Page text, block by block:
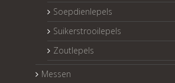
Soepdienlepels
Suikerstrooilepels
Zoutlepels
Messen